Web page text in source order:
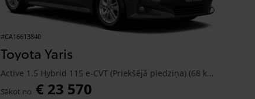
#CA16613840
Toyota Yaris
Active 1.5 Hybrid 115 e-CVT (Priekšējā piedziņa) (68 kW)
Sākot no € 23 570